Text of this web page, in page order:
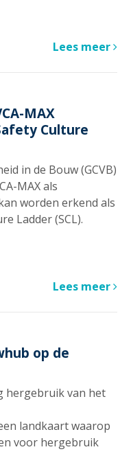
Lees meer
MAX
Culture
in de Bouw (GCVB)
MAX als
worden erkend als
Ladder (SCL).
Lees meer
op de
hergebruik van het
landkaart waarop
voor hergebruik